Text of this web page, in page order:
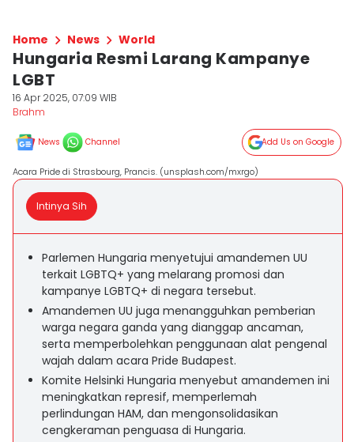
Home News World
Hungaria Resmi Larang Kampanye
LGBT
16 Apr 2025, 07:09 WIB
Brahm
News Channel Add Us on Google
Acara Pride di Strasbourg, Prancis. (unsplash.com/mxrgo)
Intinya Sih
Parlemen Hungaria menyetujui amandemen UU
terkait LGBTQ+ yang melarang promosi dan
kampanye LGBTQ+ di negara tersebut.
Amandemen UU juga menangguhkan pemberian
warga negara ganda yang dianggap ancaman,
serta memperbolehkan penggunaan alat pengenal
wajah dalam acara Pride Budapest.
Komite Helsinki Hungaria menyebut amandemen ini
meningkatkan represif, memperlemah
perlindungan HAM, dan mengonsolidasikan
cengkeraman penguasa di Hungaria.